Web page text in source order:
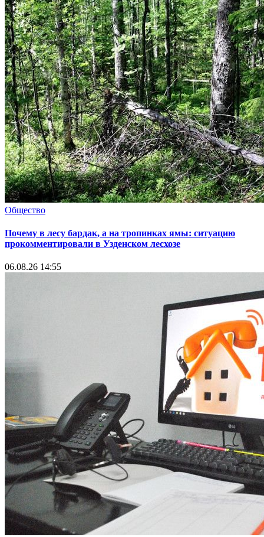
Общество
Почему в лесу бардак, а на тропинках ямы: ситуацию
прокомментировали в Узденском лесхозе
06.08.26 14:55